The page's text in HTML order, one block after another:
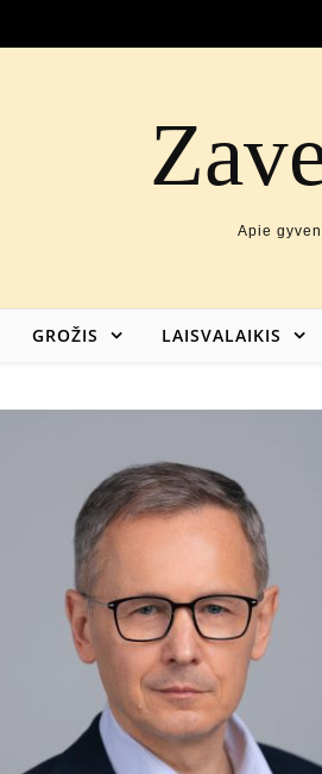
Apie
GROŽIS LAISVALAIKIS